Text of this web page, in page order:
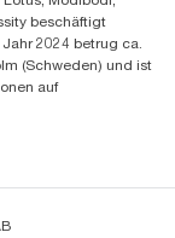
beschäftigt
2024 betrug ca.
(Schweden) und ist
auf